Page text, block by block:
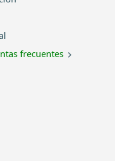
frecuentes